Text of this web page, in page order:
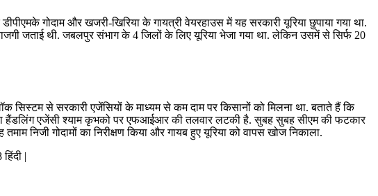
गोदाम और खजरी-खिरिया के गायत्री वेयरहाउस में यह सरकारी यूरिया छुपाया गया था.
जताई थी. जबलपुर संभाग के 4 जिलों के लिए यूरिया भेजा गया था. लेकिन उसमें से सिर्फ 20
से सरकारी एजेंसियों के माध्यम से कम दाम पर किसानों को मिलना था. बताते हैं कि
हैंडलिंग एजेंसी श्याम कृभको पर एफआईआर की तलवार लटकी है. सुबह सुबह सीएम की फटकार
निजी गोदामों का निरीक्षण किया और गायब हुए यूरिया को वापस खोज निकाला.
|